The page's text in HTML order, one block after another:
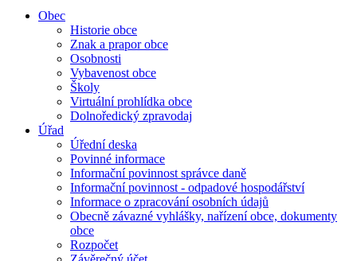
Obec
Historie obce
Znak a prapor obce
Osobnosti
Vybavenost obce
Školy
Virtuální prohlídka obce
Dolnoředický zpravodaj
Úřad
Úřední deska
Povinné informace
Informační povinnost správce daně
Informační povinnost - odpadové hospodářství
Informace o zpracování osobních údajů
Obecně závazné vyhlášky, nařízení obce, dokumenty
obce
Rozpočet